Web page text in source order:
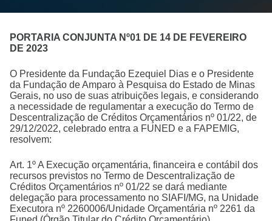
PORTARIA CONJUNTA Nº01 DE 14 DE FEVEREIRO
DE 2023
O Presidente da Fundação Ezequiel Dias e o Presidente
da Fundação de Amparo à Pesquisa do Estado de Minas
Gerais, no uso de suas atribuições legais, e considerando
a necessidade de regulamentar a execução do Termo de
Descentralização de Créditos Orçamentários nº 01/22, de
29/12/2022, celebrado entra a FUNED e a FAPEMIG,
resolvem:
Art. 1º A Execução orçamentária, financeira e contábil dos
recursos previstos no Termo de Descentralização de
Créditos Orçamentários nº 01/22 se dará mediante
delegação para processamento no SIAFI/MG, na Unidade
Executora nº 2260006/Unidade Orçamentária nº 2261 da